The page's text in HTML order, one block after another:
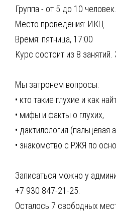
Группа - от 5 до 10 человек.
Место проведения: ИКЦ
Время: пятница, 17:00
Курс состоит из 8
Мы затронем вопросы:
• кто такие глухие и как
• мифы и факты о глухих,
• дактилология (пальцевая
• знакомство с РЖЯ по
Записаться можно у
+7 930 847-21-25.
Осталось 7 свободных